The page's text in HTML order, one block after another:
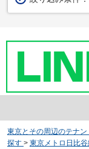
東京とその周辺のテナ
探す > 東京メトロ日比谷